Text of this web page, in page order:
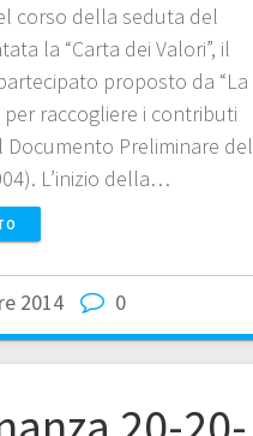
corso della seduta del
la “Carta dei Valori”, il
proposto da “La
per raccogliere i contributi
Preliminare del
L’inizio della…
2014 0